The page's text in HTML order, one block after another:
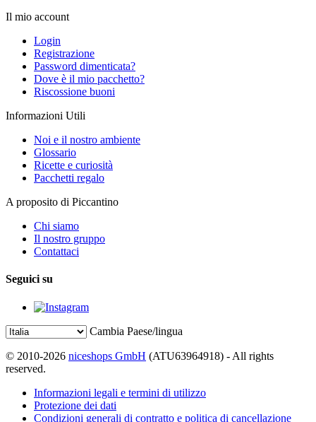
Il mio account
Login
Registrazione
Password dimenticata?
Dove è il mio pacchetto?
Riscossione buoni
Informazioni Utili
Noi e il nostro ambiente
Glossario
Ricette e curiosità
Pacchetti regalo
A proposito di Piccantino
Chi siamo
Il nostro gruppo
Contattaci
Seguici su
Cambia Paese/lingua
© 2010-2026 niceshops GmbH (ATU63964918) - All rights
reserved.
Informazioni legali e termini di utilizzo
Protezione dei dati
Condizioni generali di contratto e politica di cancellazione